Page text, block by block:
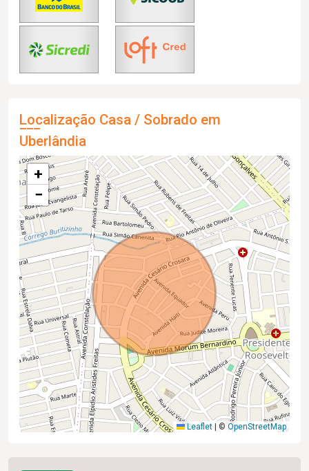
Localização Casa / Sobrado em
Uberlândia
+
−
Leaflet | © OpenStreetMap